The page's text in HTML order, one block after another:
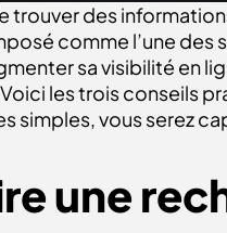
des
comme l’une des
sa visibilité en
les trois conseils
simples, vous serez
une